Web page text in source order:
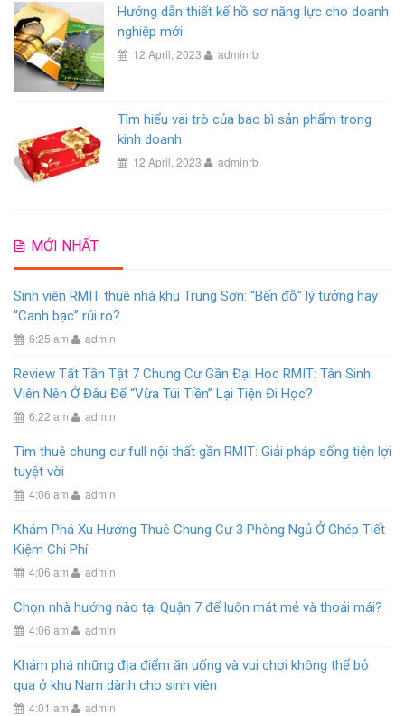
Hướng dẫn thiết kế hồ sơ năng lực cho doanh
nghiệp mới
12 April, 2023 adminrb
Tìm hiểu vai trò của bao bì sản phẩm trong
kinh doanh
12 April, 2023 adminrb
MỚI NHẤT
Sinh viên RMIT thuê nhà khu Trung Sơn: “Bến đỗ” lý tưởng hay
“Canh bạc” rủi ro?
6:25 am admin
Review Tất Tần Tật 7 Chung Cư Gần Đại Học RMIT: Tân Sinh
Viên Nên Ở Đâu Để “Vừa Túi Tiền” Lại Tiện Đi Học?
6:22 am admin
Tìm thuê chung cư full nội thất gần RMIT: Giải pháp sống tiện lợi
tuyệt vời
4:06 am admin
Khám Phá Xu Hướng Thuê Chung Cư 3 Phòng Ngủ Ở Ghép Tiết
Kiệm Chi Phí
4:06 am admin
Chọn nhà hướng nào tại Quận 7 để luôn mát mẻ và thoải mái?
4:06 am admin
Khám phá những địa điểm ăn uống và vui chơi không thể bỏ
qua ở khu Nam dành cho sinh viên
4:01 am admin